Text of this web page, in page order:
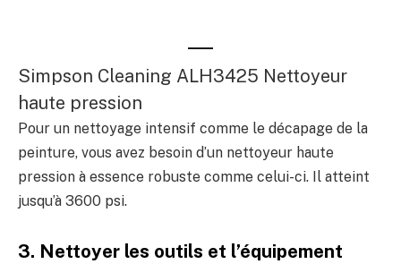
Simpson Cleaning ALH3425 Nettoyeur
haute pression
Pour un nettoyage intensif comme le décapage de la
peinture, vous avez besoin d’un nettoyeur haute
pression à essence robuste comme celui-ci. Il atteint
jusqu’à 3600 psi.
3. Nettoyer les outils et l’équipement